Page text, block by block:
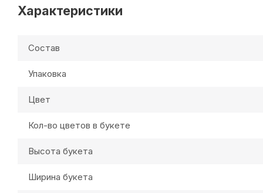
Характеристики
Состав
Упаковка
Цвет
Кол-во цветов в букете
Высота букета
Ширина букета